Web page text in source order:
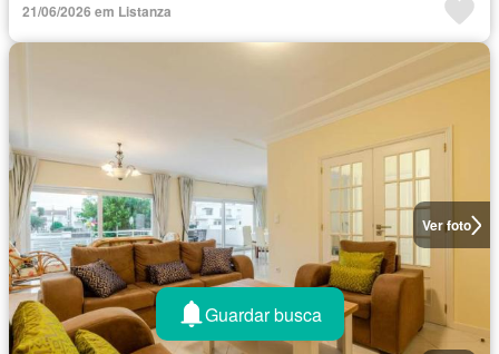
21/06/2026 em Listanza
Ver foto
Guardar busca